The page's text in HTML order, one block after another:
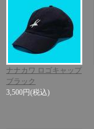
ナナカワ ロゴキャップ
ブラック
3,500円(税込)